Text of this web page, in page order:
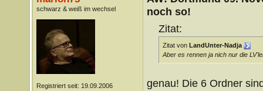
schwarz & weiß im wechsel
Registriert seit: 19.09.2006
noch so!
Zitat:
Zitat von LandUnter-Nadja
Aber es rennen ja nich nur die
genau! Die 6 Ordner